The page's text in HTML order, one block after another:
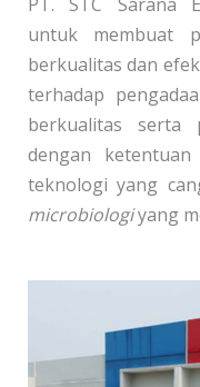
untuk membuat
berkualitas dan
terhadap
berkualitas serta
dengan
teknologi yang
microbiologiyang